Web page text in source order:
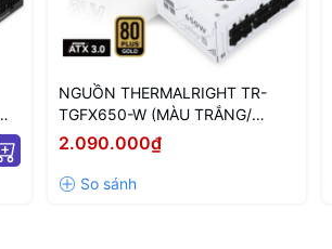
NGUỒN THERMALRIGHT TR-
TGFX650-W (MÀU TRẮNG/
CHUẨN SFX/ FULL MODULAR/
2.090.000₫